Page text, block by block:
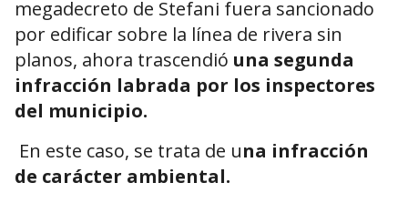
megadecreto de Stefani fuera sancionado
por edificar sobre la línea de rivera sin
planos, ahora trascendió una segunda
infracción labrada por los inspectores
del municipio.
En este caso, se trata de una infracción
de carácter ambiental.